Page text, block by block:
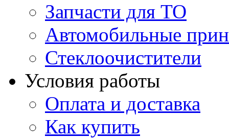
Запчасти для ТО
Автомобильные
Стеклоочистители
Условия работы
Оплата и доставка
Как купить